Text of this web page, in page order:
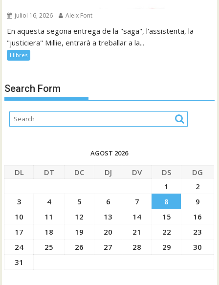
juliol 16, 2026 Aleix Font
En aquesta segona entrega de la "saga", l'assistenta, la
"justiciera" Millie, entrarà a treballar a la...
Llibres
Search Form
AGOST 2026
DL DT DC DJ DV DS
DG
1
2
3
4 5 6 7 8
9
10
11 12 13 14 15
16
17
18 19 20 21 22
23
24
25 26 27 28 29
30
31